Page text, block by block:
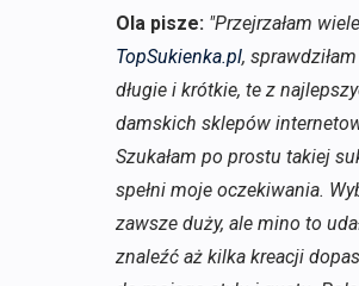
Ola pisze: "Przejrzałam
TopSukienka.pl,
długie i krótkie, te z
damskich sklepów
Szukałam po prostu takiej
spełni moje oczekiwania.
zawsze duży, ale mino to
znaleźć aż kilka kreacji